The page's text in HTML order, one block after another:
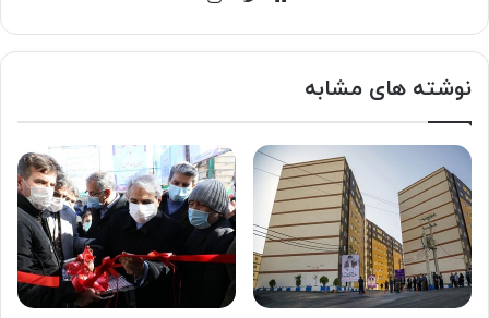
نوشته های مشابه